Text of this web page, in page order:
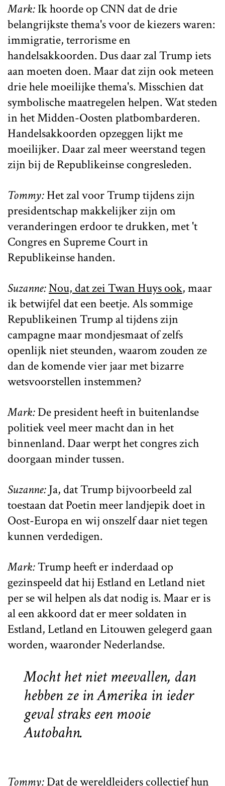
Mark:Ik hoorde op CNN dat de drie
belangrijkste thema's voor de kiezers waren:
immigratie, terrorisme en
handelsakkoorden. Dus daar zal Trump iets
aan moeten doen. Maar dat zijn ook meteen
drie hele moeilijke thema's. Misschien dat
symbolische maatregelen helpen. Wat steden
in het Midden-Oosten platbombarderen.
Handelsakkoorden opzeggen lijkt me
moeilijker. Daar zal meer weerstand tegen
zijn bij de Republikeinse congresleden.
Tommy:Het zal voor Trump tijdens zijn
presidentschap makkelijker zijn om
veranderingen erdoor te drukken, met 't
Congres en Supreme Court in
Republikeinse handen.
Suzanne:Nou, dat zei Twan Huys ook, maar
ik betwijfel dat een beetje. Als sommige
Republikeinen Trump al tijdens zijn
campagne maar mondjesmaat of zelfs
openlijk niet steunden, waarom zouden ze
dan de komende vier jaar met bizarre
wetsvoorstellen instemmen?
Mark:De president heeft in buitenlandse
politiek veel meer macht dan in het
binnenland. Daar werpt het congres zich
doorgaan minder tussen.
Suzanne:Ja, dat Trump bijvoorbeeld zal
toestaan dat Poetin meer landjepik doet in
Oost-Europa en wij onszelf daar niet tegen
kunnen verdedigen.
Mark:Trump heeft er inderdaad op
gezinspeeld dat hij Estland en Letland niet
per se wil helpen als dat nodig is. Maar er is
al een akkoord dat er meer soldaten in
Estland, Letland en Litouwen gelegerd gaan
worden, waaronder Nederlandse.
Mocht het niet meevallen, dan
hebben ze in Amerika in ieder
geval straks een mooie
Autobahn.
Tommy:Dat de wereldleiders collectief hun